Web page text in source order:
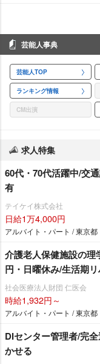
芸能人事典
芸能人TOP
ランキング情報
CM出演
求人特集
60代・70代活躍中/交
有
テイケイ株式会社
日給1万4,000円
アルバイト・パート / 東京都
介護老人保健施設の理
円・日曜休み/生活期
社会医療法人財団 仁医会
時給1,932円～
アルバイト・パート / 東京都
DIセンター管理者/完
かせる